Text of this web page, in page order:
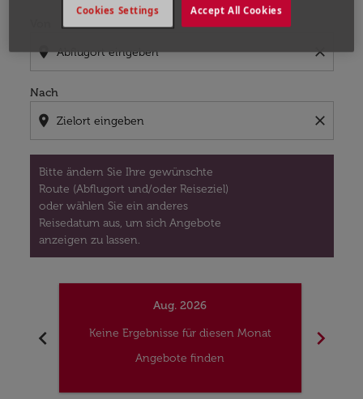
location_on close
Nach
location_on close
Bitte ändern Sie Ihre gewünschte
Route (Abflugort und/oder Reiseziel)
oder wählen Sie ein anderes
Reisedatum aus, um sich Angebote
anzeigen zu lassen.
chevron_left
Aug. 2026
Keine Ergebnisse für diesen Monat
Angebote finden
chevron_right
Accept All Cookies
Cookies Settings